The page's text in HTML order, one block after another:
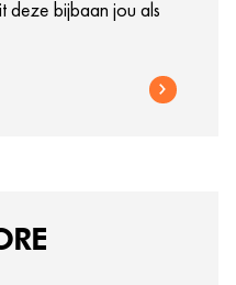
deze bijbaan jou als